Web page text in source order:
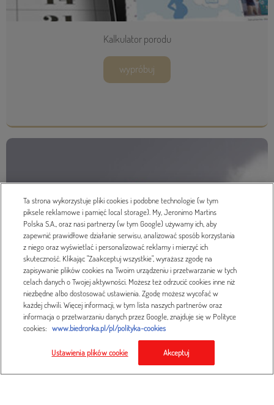
Kalkulator porodu
wypróbuj
Nowe pieluszki Dada Extra Soft
Ta strona wykorzystuje pliki cookies i podobne technologie (w tym
piksele reklamowe i pamięć local storage). My, Jeronimo Martins
Polska S.A., oraz nasi partnerzy (w tym Google) używamy ich, aby
zapewnić prawidłowe działanie serwisu, analizować sposób korzystania
z niego oraz wyświetlać i personalizować reklamy i mierzyć ich
skuteczność. Klikając "Zaakceptuj wszystkie", wyrażasz zgodę na
zapisywanie plików cookies na Twoim urządzeniu i przetwarzanie w tych
celach danych o Twojej aktywności. Możesz też odrzucić cookies inne niż
niezbędne albo dostosować ustawienia. Zgodę możesz wycofać w
każdej chwili. Więcej informacji, w tym lista naszych partnerów oraz
informacja o przetwarzaniu danych przez Google, znajduje się w Polityce
cookies: www.biedronka.pl/pl/polityka-cookies
Ustawienia plików cookie Akceptuj